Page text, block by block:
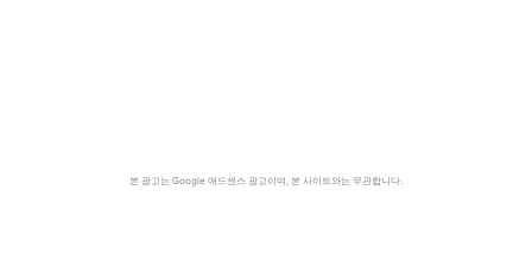
본 광고는 Google 애드센스 광고이며, 본 사이트와는 무관합니다.